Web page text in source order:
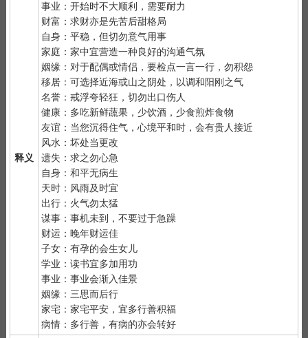
释义
事业：开始时不大顺利，需要耐力
财富：求财亦是先苦后甜格局
自身：平稳，但切勿意气用事
家庭：家中宜营造一种良好的沟通气氛
姻缘：对于配偶或情侣，要检点一言一行，勿积怨
移居：可选择近海或山之阴处，以调和阳刚之气
名誉：戒浮夸轻狂，切勿出口伤人
健康：多吃新鲜蔬果，少饮酒，少食煎炸食物
友谊：当您沉得住气，心境平和时，会有贵人接近
风水：坏处当更改
遗失：求之勿心急
自身：和平无病生
天时：风雨及时宜
出行：火气勿太猛
谋事：事机未到，不要过于急躁
财运：晚年财运佳
子女：有孕的会生女儿
学业：读书宜多加用功
事业：事业会渐入佳景
姻缘：三思而后行
家宅：家宅平安，宜多行善积福
病情：多行善，有病的亦会转好
抽签前先净手后双手合十虔诚默念 "大仙大仙、指点迷津"。
默念自己姓名、出生时间、居住地址；再请求需要指点的事
情；最后点上面的签筒开始抽签！心诚则灵，否则掷到笑杯的机率
很高。
抽签的时间：中午十二点左右和晚上十一点前或者后，晚上十
一点是阴阳相接之时，最适宜抽签，抽签的信息也最准确；房事后
和打雷下大雨时不要抽签，因为此时信息不稳。
紫微详批 奇门遁甲
八字终身运 河洛一生婚禄 精品轮回书